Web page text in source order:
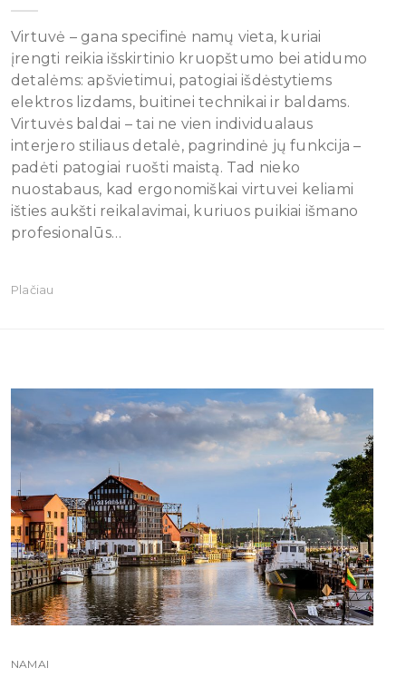
Virtuvė – gana specifinė namų vieta, kuriai
įrengti reikia išskirtinio kruopštumo bei atidumo
detalėms: apšvietimui, patogiai išdėstytiems
elektros lizdams, buitinei technikai ir baldams.
Virtuvės baldai – tai ne vien individualaus
interjero stiliaus detalė, pagrindinė jų funkcija –
padėti patogiai ruošti maistą. Tad nieko
nuostabaus, kad ergonomiškai virtuvei keliami
išties aukšti reikalavimai, kuriuos puikiai išmano
profesionalūs…
Plačiau
NAMAI